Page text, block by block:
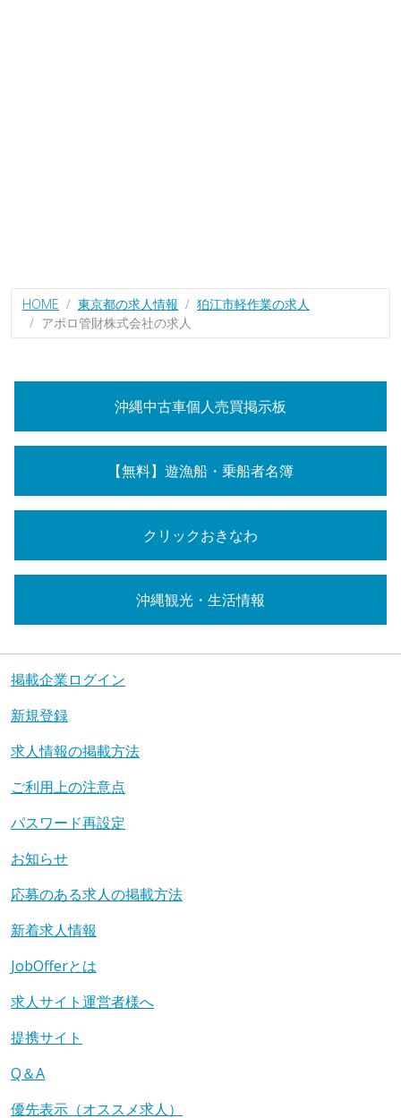
HOME 東京都の求人情報
狛江市軽作業の求人
アポロ管財株式会社の求人
沖縄中古車個人売買掲示板
【無料】遊漁船・乗船者名簿
クリックおきなわ
沖縄観光・生活情報
掲載企業ログイン
新規登録
求人情報の掲載方法
ご利用上の注意点
パスワード再設定
お知らせ
応募のある求人の掲載方法
新着求人情報
JobOfferとは
求人サイト運営者様へ
提携サイト
Q＆A
優先表示（オススメ求人）